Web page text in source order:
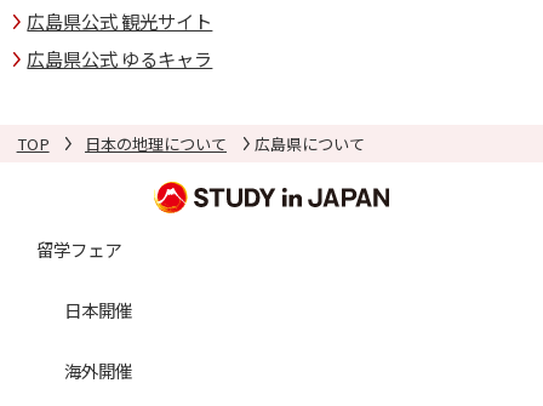
広島県公式 観光サイト
広島県公式 ゆるキャラ
TOP 日本の地理について 広島県について
留学フェア
日本開催
海外開催